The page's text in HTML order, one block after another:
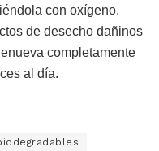
con oxígeno.
de desecho dañinos
completamente
al día.